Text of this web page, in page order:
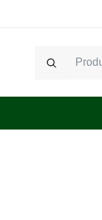
Search